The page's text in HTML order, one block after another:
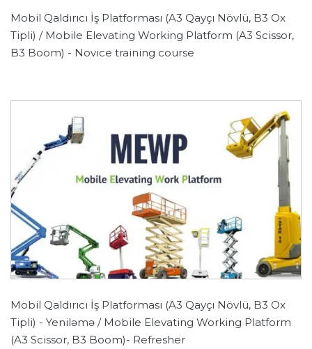
Mobil Qaldırıcı İş Platforması (A3 Qayçı Növlü, B3 Ox
Tipli) / Mobile Elevating Working Platform (A3 Scissor,
B3 Boom) - Novice training course
Mobil Qaldırıcı İş Platforması (A3 Qayçı Növlü, B3 Ox
Tipli) - Yeniləmə / Mobile Elevating Working Platform
(A3 Scissor, B3 Boom)- Refresher